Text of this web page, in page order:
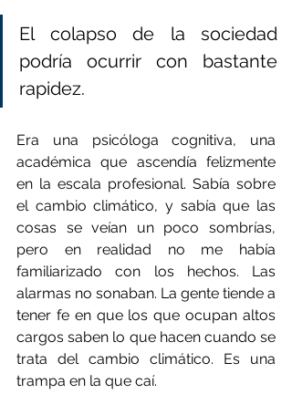
El colapso de la sociedad
podría ocurrir con bastante
rapidez.
Era una psicóloga cognitiva, una
académica que ascendía felizmente
en la escala profesional. Sabía sobre
el cambio climático, y sabía que las
cosas se veían un poco sombrías,
pero en realidad no me había
familiarizado con los hechos. Las
alarmas no sonaban. La gente tiende a
tener fe en que los que ocupan altos
cargos saben lo que hacen cuando se
trata del cambio climático. Es una
trampa en la que caí.